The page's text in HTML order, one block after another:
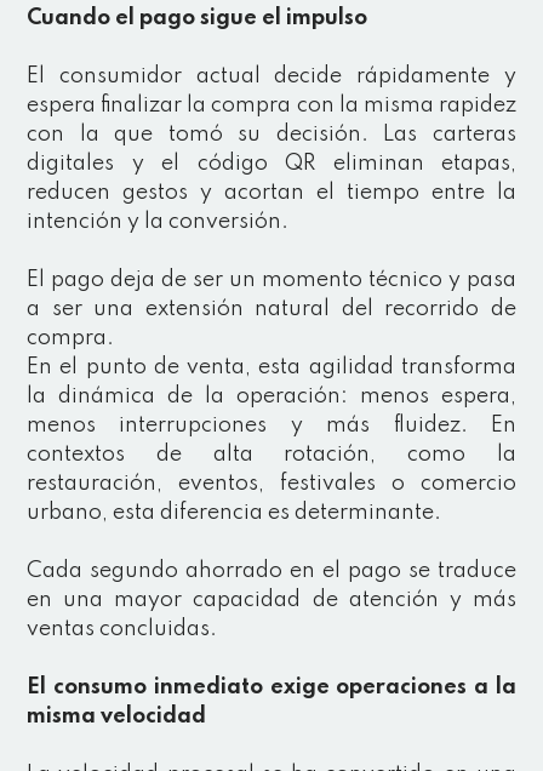
Cuando el pago sigue el impulso
El consumidor actual decide rápidamente y
espera finalizar la compra con la misma rapidez
con la que tomó su decisión. Las carteras
digitales y el código QR eliminan etapas,
reducen gestos y acortan el tiempo entre la
intención y la conversión.
El pago deja de ser un momento técnico y pasa
a ser una extensión natural del recorrido de
compra.
En el punto de venta, esta agilidad transforma
la dinámica de la operación: menos espera,
menos interrupciones y más fluidez. En
contextos de alta rotación, como la
restauración, eventos, festivales o comercio
urbano, esta diferencia es determinante.
Cada segundo ahorrado en el pago se traduce
en una mayor capacidad de atención y más
ventas concluidas.
El consumo inmediato exige operaciones a la
misma velocidad